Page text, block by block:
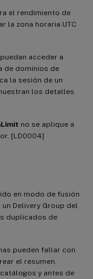
el rendimiento de
la zona horaria UTC
acceder a
de dominios de
la sesión de un
los detalles
no se aplique a
[LD0004]
en modo de fusión
Delivery Group del
duplicados de
pueden fallar con
el resumen.
y antes de